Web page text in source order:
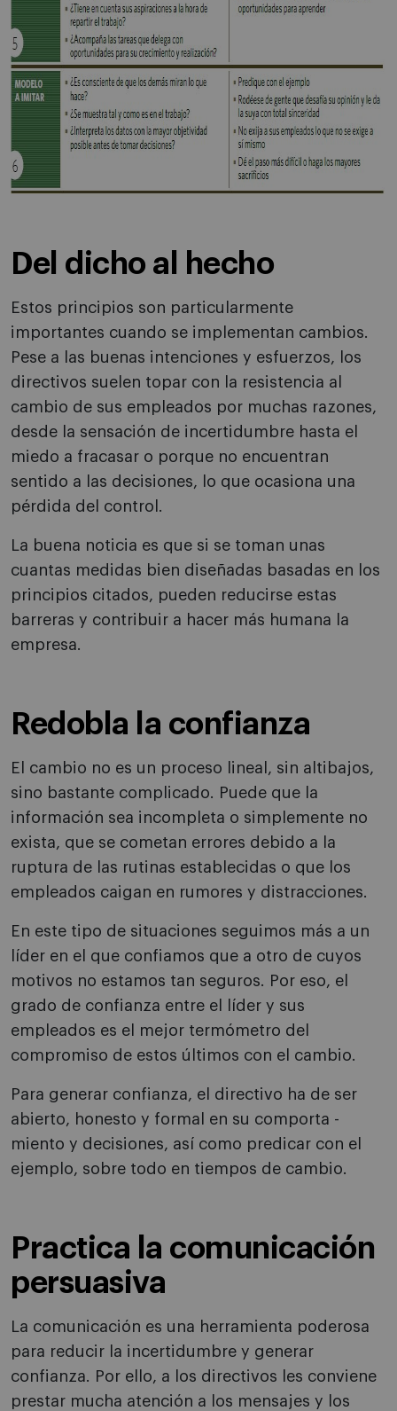
Del dicho al hecho
Estos principios son particularmente
importantes cuando se implementan cambios.
Pese a las buenas intenciones y esfuerzos, los
directivos suelen topar con la resistencia al
cambio de sus empleados por muchas razones,
desde la sensación de incertidumbre hasta el
miedo a fracasar o porque no encuentran
sentido a las decisiones, lo que ocasiona una
pérdida del control.
La buena noticia es que si se toman unas
cuantas medidas bien diseñadas basadas en los
principios citados, pueden reducirse estas
barreras y contribuir a hacer más humana la
empresa.
Redobla la confianza
El cambio no es un proceso lineal, sin altibajos,
sino bastante complicado. Puede que la
información sea incompleta o simplemente no
exista, que se cometan errores debido a la
ruptura de las rutinas establecidas o que los
empleados caigan en rumores y distracciones.
En este tipo de situaciones seguimos más a un
líder en el que confiamos que a otro de cuyos
motivos no estamos tan seguros. Por eso, el
grado de confianza entre el líder y sus
empleados es el mejor termómetro del
compromiso de estos últimos con el cambio.
Para generar confianza, el directivo ha de ser
abierto, honesto y formal en su comporta -
miento y decisiones, así como predicar con el
ejemplo, sobre todo en tiempos de cambio.
Practica la comunicación
persuasiva
La comunicación es una herramienta poderosa
para reducir la incertidumbre y generar
confianza. Por ello, a los directivos les conviene
prestar mucha atención a los mensajes y los